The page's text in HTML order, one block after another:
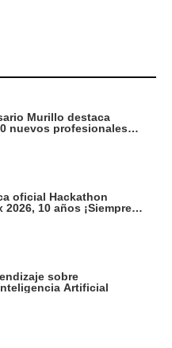
Murillo destaca
nuevos profesionales
oficial Hackathon
10 años ¡Siempre
sobre
Artificial